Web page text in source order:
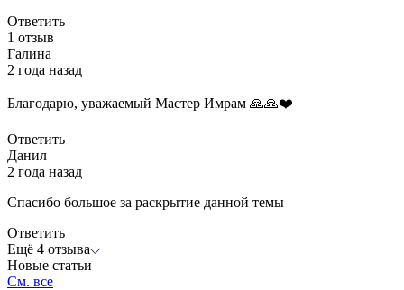
Ответить
1 отзыв
Галина
2 года назад
Благодарю, уважаемый Мастер Имрам 🙏🙏❤️
Ответить
Данил
2 года назад
Спасибо большое за раскрытие данной темы
Ответить
Ещё 4 отзыва
Новые статьи
См. все